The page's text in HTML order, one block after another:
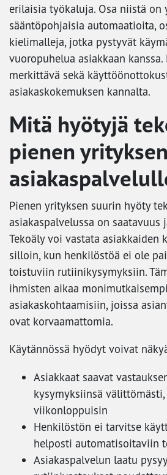
erilaisia työkaluja. Osa niistä on
sääntöpohjaisia automaatioita,
kielimalleja, jotka pystyvät
vuoropuhelua asiakkaan
merkittävä sekä
asiakaskokemuksen kannalta.
Mitä hyötyjä
pienen yrityksen
Pienen yrityksen suurin hyöty
asiakaspalvelussa on saatavuus
Tekoäly voi vastata asiakkaiden
silloin, kun henkilöstöä ei ole
toistuviin rutiinikysymyksiin.
ihmisten aikaa
asiakaskohtaamisiin, joissa
ovat korvaamattomia.
Käytännössä hyödyt voivat
Asiakkaat saavat
kysymyksiinsä
viikonloppuisin
Henkilöstön ei tarvitse
helposti automatisoitaviin
Asiakaspalvelun laatu